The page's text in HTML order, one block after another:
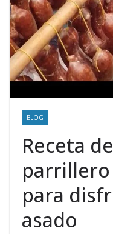
BLOG
Receta
parrillero
para
asado